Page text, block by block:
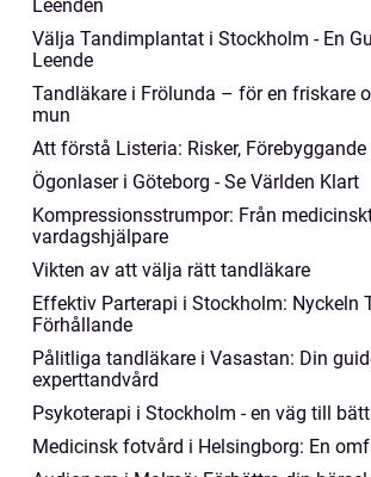
Leenden
Välja Tandimplantat i Stockholm - En
Leende
Tandläkare i Frölunda – för en friskare
mun
Att förstå Listeria: Risker,
Ögonlaser i Göteborg - Se Världen Klart
Kompressionsstrumpor: Från
vardagshjälpare
Vikten av att välja rätt tandläkare
Effektiv Parterapi i Stockholm: Nyckeln
Förhållande
Pålitliga tandläkare i Vasastan: Din
experttandvård
Psykoterapi i Stockholm - en väg till
Medicinsk fotvård i Helsingborg: En